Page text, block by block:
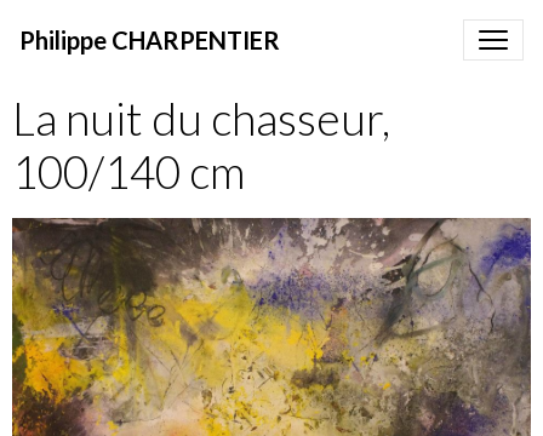
Philippe CHARPENTIER
La nuit du chasseur,
100/140 cm